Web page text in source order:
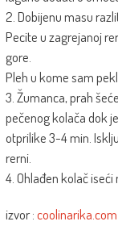
2. Dobijenu masu
Pecite u zagrejanoj
gore.
Pleh u kome sam
3. Žumanca, prah
pečenog kolača dok
otprilike 3-4 min.
rerni.
4. Ohlađen kolač iseći
izvor :coolinarika.com